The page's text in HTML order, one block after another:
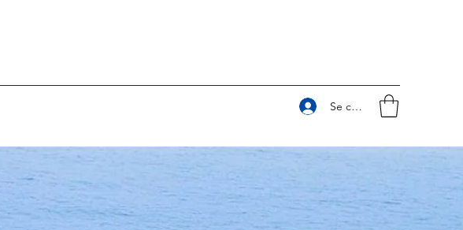
Se connecter